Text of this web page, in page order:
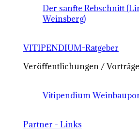
Der sanfte Rebschnitt
Weinsberg)
VITIPENDIUM-Ratgeber
Veröffentlichungen / Vorträge
Vitipendium
Partner - Links